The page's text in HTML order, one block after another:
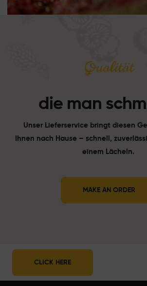
Qualität
die man
Unser Lieferservice bringt diesen
Ihnen nach Hause – schnell,
einem Lächeln.
MAKE AN ORDER
CLICK HERE